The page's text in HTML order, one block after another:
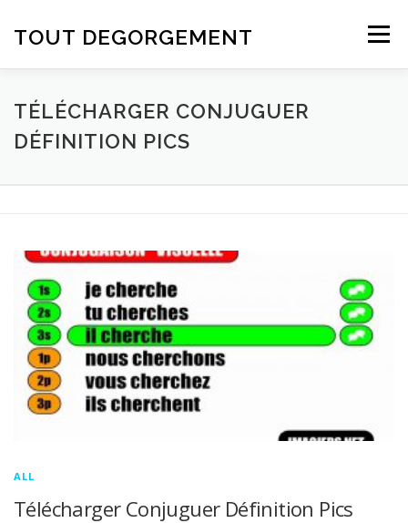
TOUT DEGORGEMENT Menu
TÉLÉCHARGER CONJUGUER
DÉFINITION PICS
ALL
Télécharger Conjuguer Définition Pics